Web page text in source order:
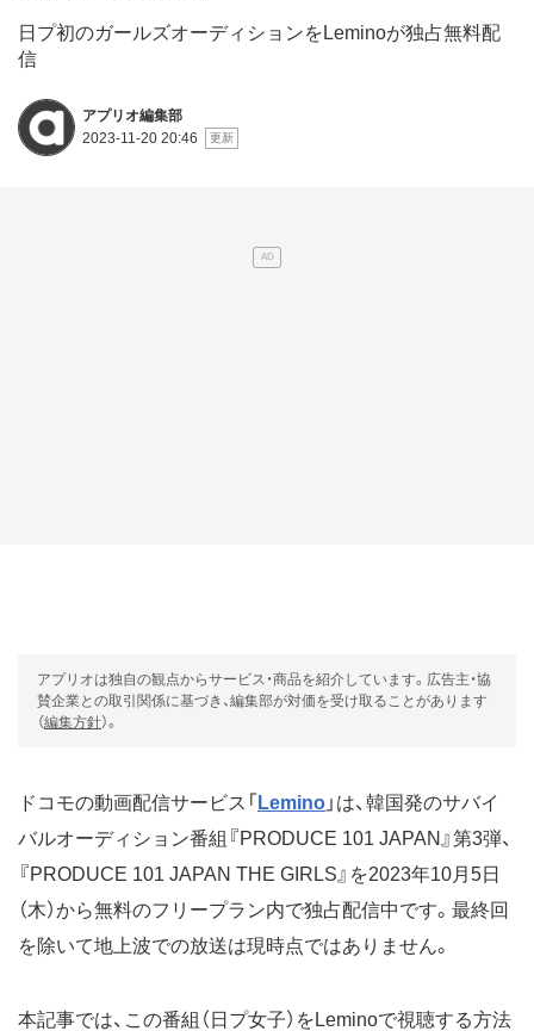
日プ初のガールズオーディションをLeminoが独占無料配
信
アプリオ編集部
2023-11-20 20:46
アプリオは独自の観点からサービス・商品を紹介しています。広告主・協
賛企業との取引関係に基づき、編集部が対価を受け取ることがあります
（編集方針）。
ドコモの動画配信サービス「 Lemino 」は、韓国発のサバイ
バルオーディション番組『PRODUCE 101 JAPAN』第3弾、
『PRODUCE 101 JAPAN THE GIRLS』を2023年10月5日
（木）から無料のフリープラン内で独占配信中です。最終回
を除いて地上波での放送は現時点ではありません。
本記事では、この番組（日プ女子）をLeminoで視聴する方法